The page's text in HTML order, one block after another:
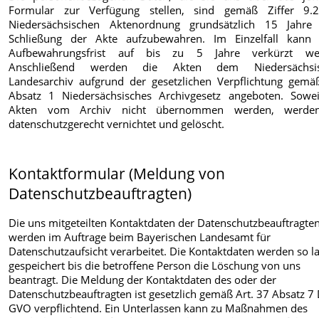
Formular zur Verfügung stellen, sind gemäß Ziffer
Niedersächsischen Aktenordnung grundsätzlich 15 Jahre
Schließung der Akte aufzubewahren. Im Einzelfall kann
Aufbewahrungsfrist auf bis zu 5 Jahre verkürzt
Anschließend werden die Akten dem
Landesarchiv aufgrund der gesetzlichen Verpflichtung
Absatz 1 Niedersächsisches Archivgesetz angeboten.
Akten vom Archiv nicht übernommen werden,
datenschutzgerecht vernichtet und gelöscht.
Kontaktformular (Meldung von
Datenschutzbeauftragten)
Die uns mitgeteilten Kontaktdaten der
werden im Auftrage beim Bayerischen Landesamt für
Datenschutzaufsicht verarbeitet. Die Kontaktdaten werden so
gespeichert bis die betroffene Person die Löschung von uns
beantragt. Die Meldung der Kontaktdaten des oder der
Datenschutzbeauftragten ist gesetzlich gemäß Art. 37 Absatz 7
GVO verpflichtend. Ein Unterlassen kann zu Maßnahmen des